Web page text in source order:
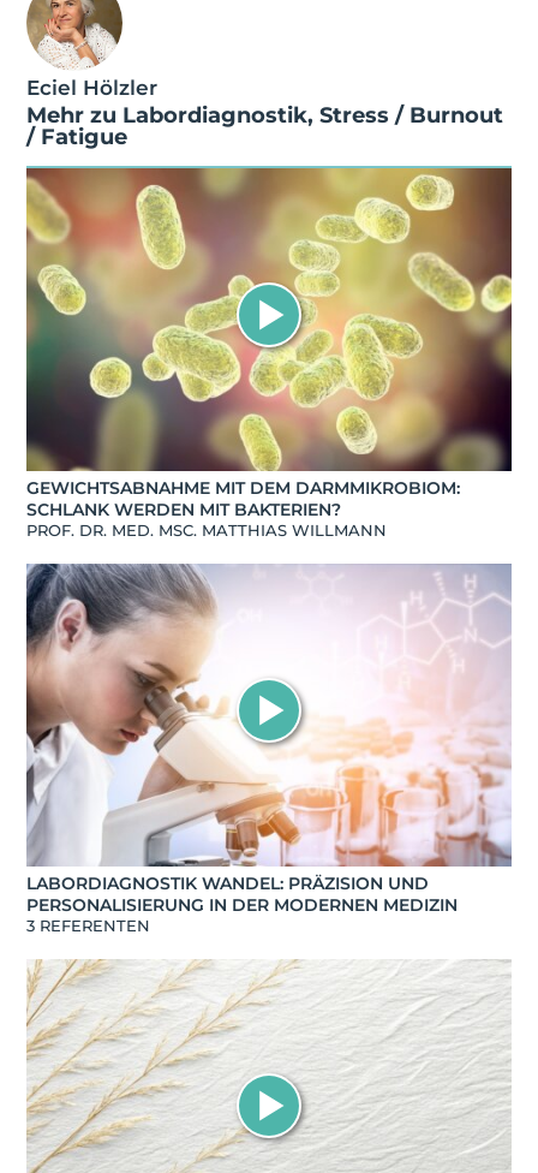
Eciel Hölzler
Mehr zu Labordiagnostik, Stress / Burnout
/ Fatigue
GEWICHTSABNAHME MIT DEM DARMMIKROBIOM:
SCHLANK WERDEN MIT BAKTERIEN?
PROF. DR. MED. MSC. MATTHIAS WILLMANN
LABORDIAGNOSTIK WANDEL: PRÄZISION UND
PERSONALISIERUNG IN DER MODERNEN MEDIZIN
3 REFERENTEN